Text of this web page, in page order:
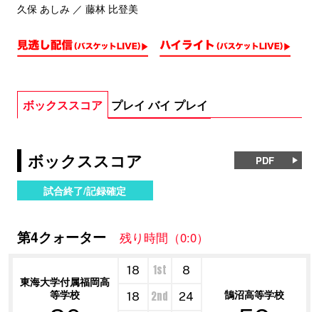
久保 あしみ ／ 藤林 比登美
ボックススコア プレイ バイ プレイ
ボックススコア PDF
試合終了/記録確定
第4クォーター 残り時間（0:0）
東海大学付属福岡高
等学校
18 1st
8
鵠沼高等学校
18 2nd
24